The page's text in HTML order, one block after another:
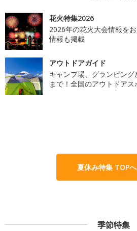
花火特集2026
2026年の花火大会情報を
情報も掲載
アウトドアガイド
キャンプ場、グランピン
まで！全国のアウトドア
夏休み特集 TOP
季節特集